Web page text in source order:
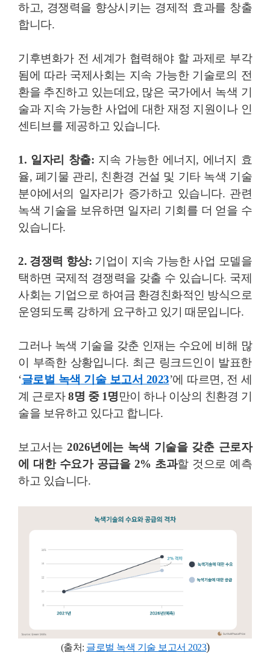
하고, 경쟁력을 향상시키는 경제적 효과를 창출
합니다.
기후변화가 전 세계가 협력해야 할 과제로 부각
됨에 따라 국제사회는 지속 가능한 기술로의 전
환을 추진하고 있는데요, 많은 국가에서 녹색 기
술과 지속 가능한 사업에 대한 재정 지원이나 인
센티브를 제공하고 있습니다.
1. 일자리 창출: 지속 가능한 에너지, 에너지 효
율, 폐기물 관리, 친환경 건설 및 기타 녹색 기술
분야에서의 일자리가 증가하고 있습니다. 관련
녹색 기술을 보유하면 일자리 기회를 더 얻을 수
있습니다.
2. 경쟁력 향상: 기업이 지속 가능한 사업 모델을
택하면 국제적 경쟁력을 갖출 수 있습니다. 국제
사회는 기업으로 하여금 환경친화적인 방식으로
운영되도록 강하게 요구하고 있기 때문입니다.
그러나 녹색 기술을 갖춘 인재는 수요에 비해 많
이 부족한 상황입니다. 최근 링크드인이 발표한
‘글로벌 녹색 기술 보고서 2023’에 따르면, 전 세
계 근로자8명 중 1명만이 하나 이상의 친환경 기
술을 보유하고 있다고 합니다.
보고서는2026년에는 녹색 기술을 갖춘 근로자
에 대한 수요가 공급을 2% 초과할 것으로 예측
하고 있습니다.
(출처: 글로벌 녹색 기술 보고서 2023)